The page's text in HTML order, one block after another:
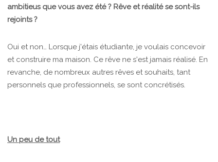
ambitieus que vous avez été ? Rêve et réalité se sont-ils
rejoints ?
Oui et non… Lorsque j'étais étudiante, je voulais concevoir
et construire ma maison. Ce rêve ne s'est jamais réalisé. En
revanche, de nombreux autres rêves et souhaits, tant
personnels que professionnels, se sont concrétisés.
Un peu de tout